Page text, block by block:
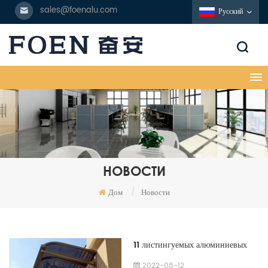
sales@foenalu.com Русский
НОВОСТИ
Дом / Новости
11 листингуемых алюминиевых
компаний предварительно